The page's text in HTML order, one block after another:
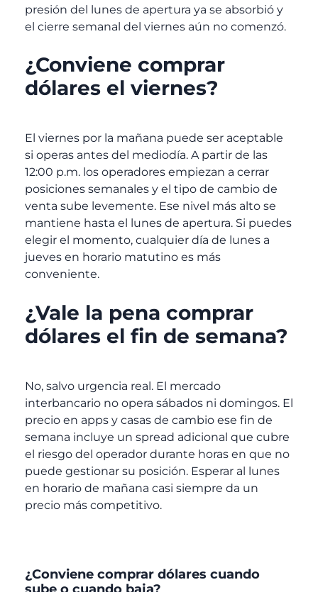
presión del lunes de apertura ya se absorbió y
el cierre semanal del viernes aún no comenzó.
¿Conviene comprar
dólares el viernes?
El viernes por la mañana puede ser aceptable
si operas antes del mediodía. A partir de las
12:00 p.m. los operadores empiezan a cerrar
posiciones semanales y el tipo de cambio de
venta sube levemente. Ese nivel más alto se
mantiene hasta el lunes de apertura. Si puedes
elegir el momento, cualquier día de lunes a
jueves en horario matutino es más
conveniente.
¿Vale la pena comprar
dólares el fin de semana?
No, salvo urgencia real. El mercado
interbancario no opera sábados ni domingos. El
precio en apps y casas de cambio ese fin de
semana incluye un spread adicional que cubre
el riesgo del operador durante horas en que no
puede gestionar su posición. Esperar al lunes
en horario de mañana casi siempre da un
precio más competitivo.
¿Conviene comprar dólares cuando